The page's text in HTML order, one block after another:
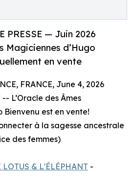
PRESSE — Juin 2026
Magiciennes d’Hugo
en vente
FRANCE, June 4, 2026
L’Oracle des Âmes
Bienvenu est en vente!
à la sagesse ancestrale
des femmes)
& L'ÉLÉPHANT -